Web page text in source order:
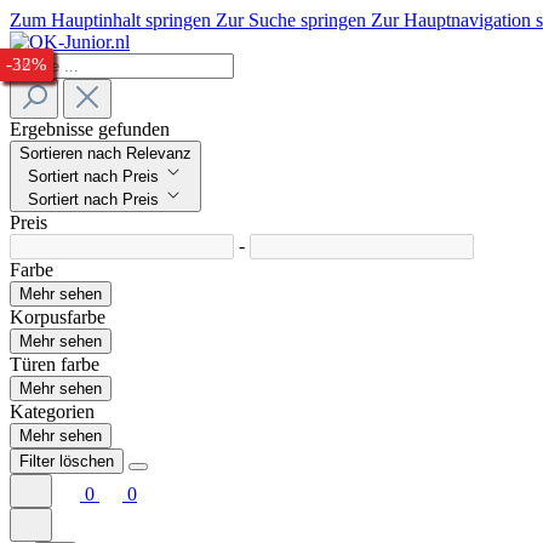
Zum Hauptinhalt springen Zur Suche springen Zur Hauptnavigation
Ergebnisse gefunden
Sortieren nach Relevanz
Sortiert nach Preis
Sortiert nach Preis
Preis
-
Farbe
Mehr sehen
Korpusfarbe
Mehr sehen
Türen farbe
Mehr sehen
Kategorien
Mehr sehen
Filter löschen
0 0
-26%
-28%
-28%
-30%
-25%
-24%
-23%
-27%
-29%
-27%
-26%
-32%